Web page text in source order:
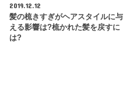
2019.12.12
髪の梳きすぎがヘアスタイルに与
える影響は?梳かれた髪を戻すに
は?